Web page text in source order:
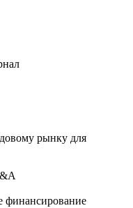
рынку для
финансирование